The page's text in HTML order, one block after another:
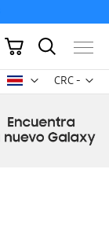
CRC -
colón
Mi carrito